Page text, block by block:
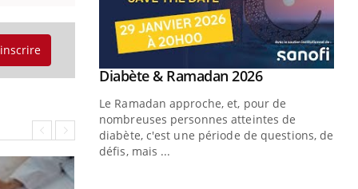
Mains : se
tout nouveau
piscine,
Youtube
Diabète & Ramadan 2026Youtube
Le Ramadan approche, et, pour de
nombreuses personnes atteintes de
diabète, c'est une période de questions, de
défis, mais ...